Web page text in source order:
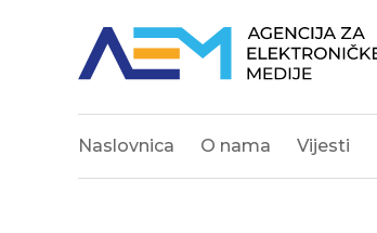
Naslovnica O nama Vijesti